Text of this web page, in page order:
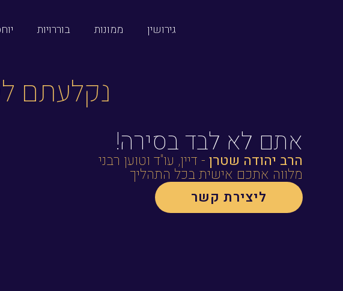
גירושין ממונות בוררויות
נקלעתם
אתם לא לבד בסירה!
הרב יהודה שטרן - דיין, עו"ד וטוען רבני
מלווה אתכם אישית בכל התהליך
ליצירת קשר